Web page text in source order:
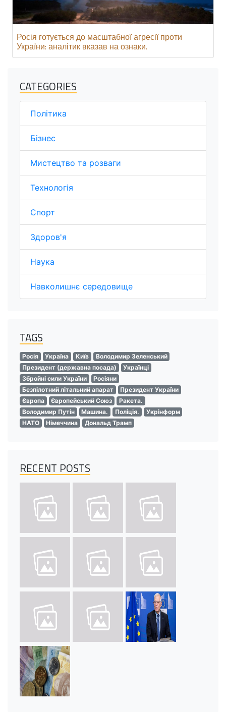
Росія готується до масштабної агресії проти
України: аналітик вказав на ознаки.
CATEGORIES
Політика
Бізнес
Мистецтво та розваги
Технологія
Спорт
Здоров'я
Наука
Навколишнє середовище
TAGS
Росія Україна Київ
Володимир Зеленський
Президент (державна посада)
Українці
Збройні сили України
Росіяни
Безпілотний літальний апарат
Президент України
Європа
Європейський Союз
Ракета.
Володимир Путін
Машина. Поліція.
Укрінформ
НАТО
Німеччина Дональд Трамп
RECENT POSTS